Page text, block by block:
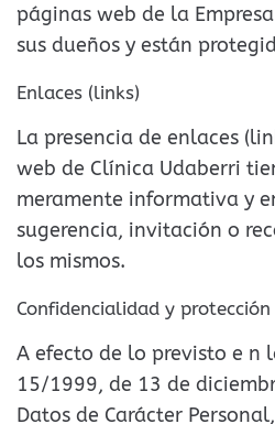
páginas web de la
sus dueños y están
Enlaces (links)
La presencia de enlaces
web de Clínica Udaberri
meramente informativa y
sugerencia, invitación o
los mismos.
Confidencialidad y
A efecto de lo previsto e n
15/1999, de 13 de
Datos de Carácter